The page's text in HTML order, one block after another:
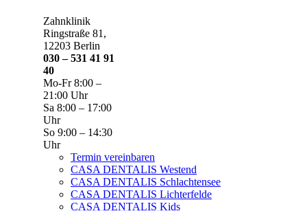
Zahnklinik
Ringstraße 81,
12203 Berlin
030 – 531 41 91
40
Mo-Fr 8:00 –
21:00 Uhr
Sa 8:00 – 17:00
Uhr
So 9:00 – 14:30
Uhr
Termin vereinbaren
CASA DENTALIS Westend
CASA DENTALIS Schlachtensee
CASA DENTALIS Lichterfelde
CASA DENTALIS Kids